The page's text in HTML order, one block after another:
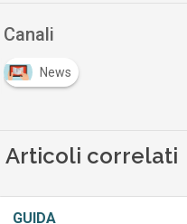
Canali
News
Articoli correlati
GUIDA